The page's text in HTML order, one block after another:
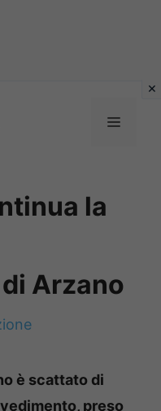
MENU
la
Arzano
è scattato di
preso